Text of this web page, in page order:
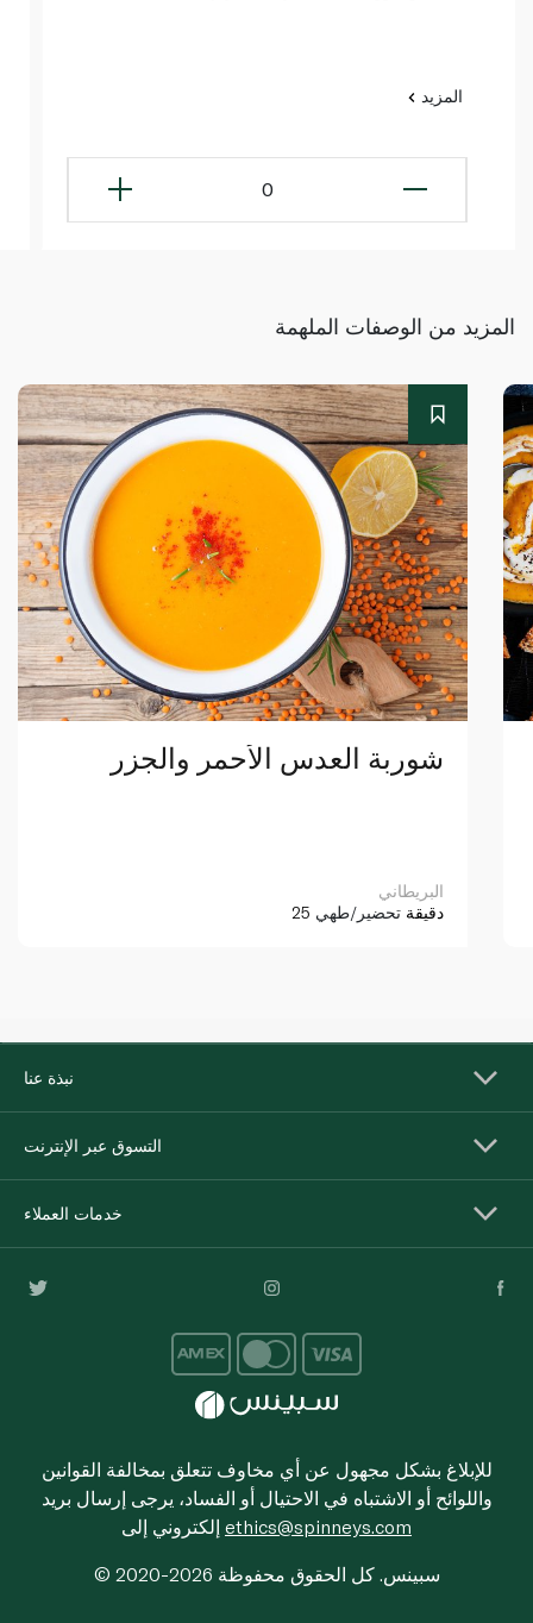
المزيد
0
المزيد من الوصفات الملهمة
شوربة العدس الأحمر والجزر
البريطاني
25 دقيقة تحضير/طهي
نبذة عنا
التسوق عبر الإنترنت
خدمات العملاء
للإبلاغ بشكل مجهول عن أي مخاوف تتعلق بمخالفة القوانين
واللوائح أو الاشتباه في الاحتيال أو الفساد، يرجى إرسال بريد
ethics@spinneys.com
© 2020-2026 سبينس. كل الحقوق محفوظة